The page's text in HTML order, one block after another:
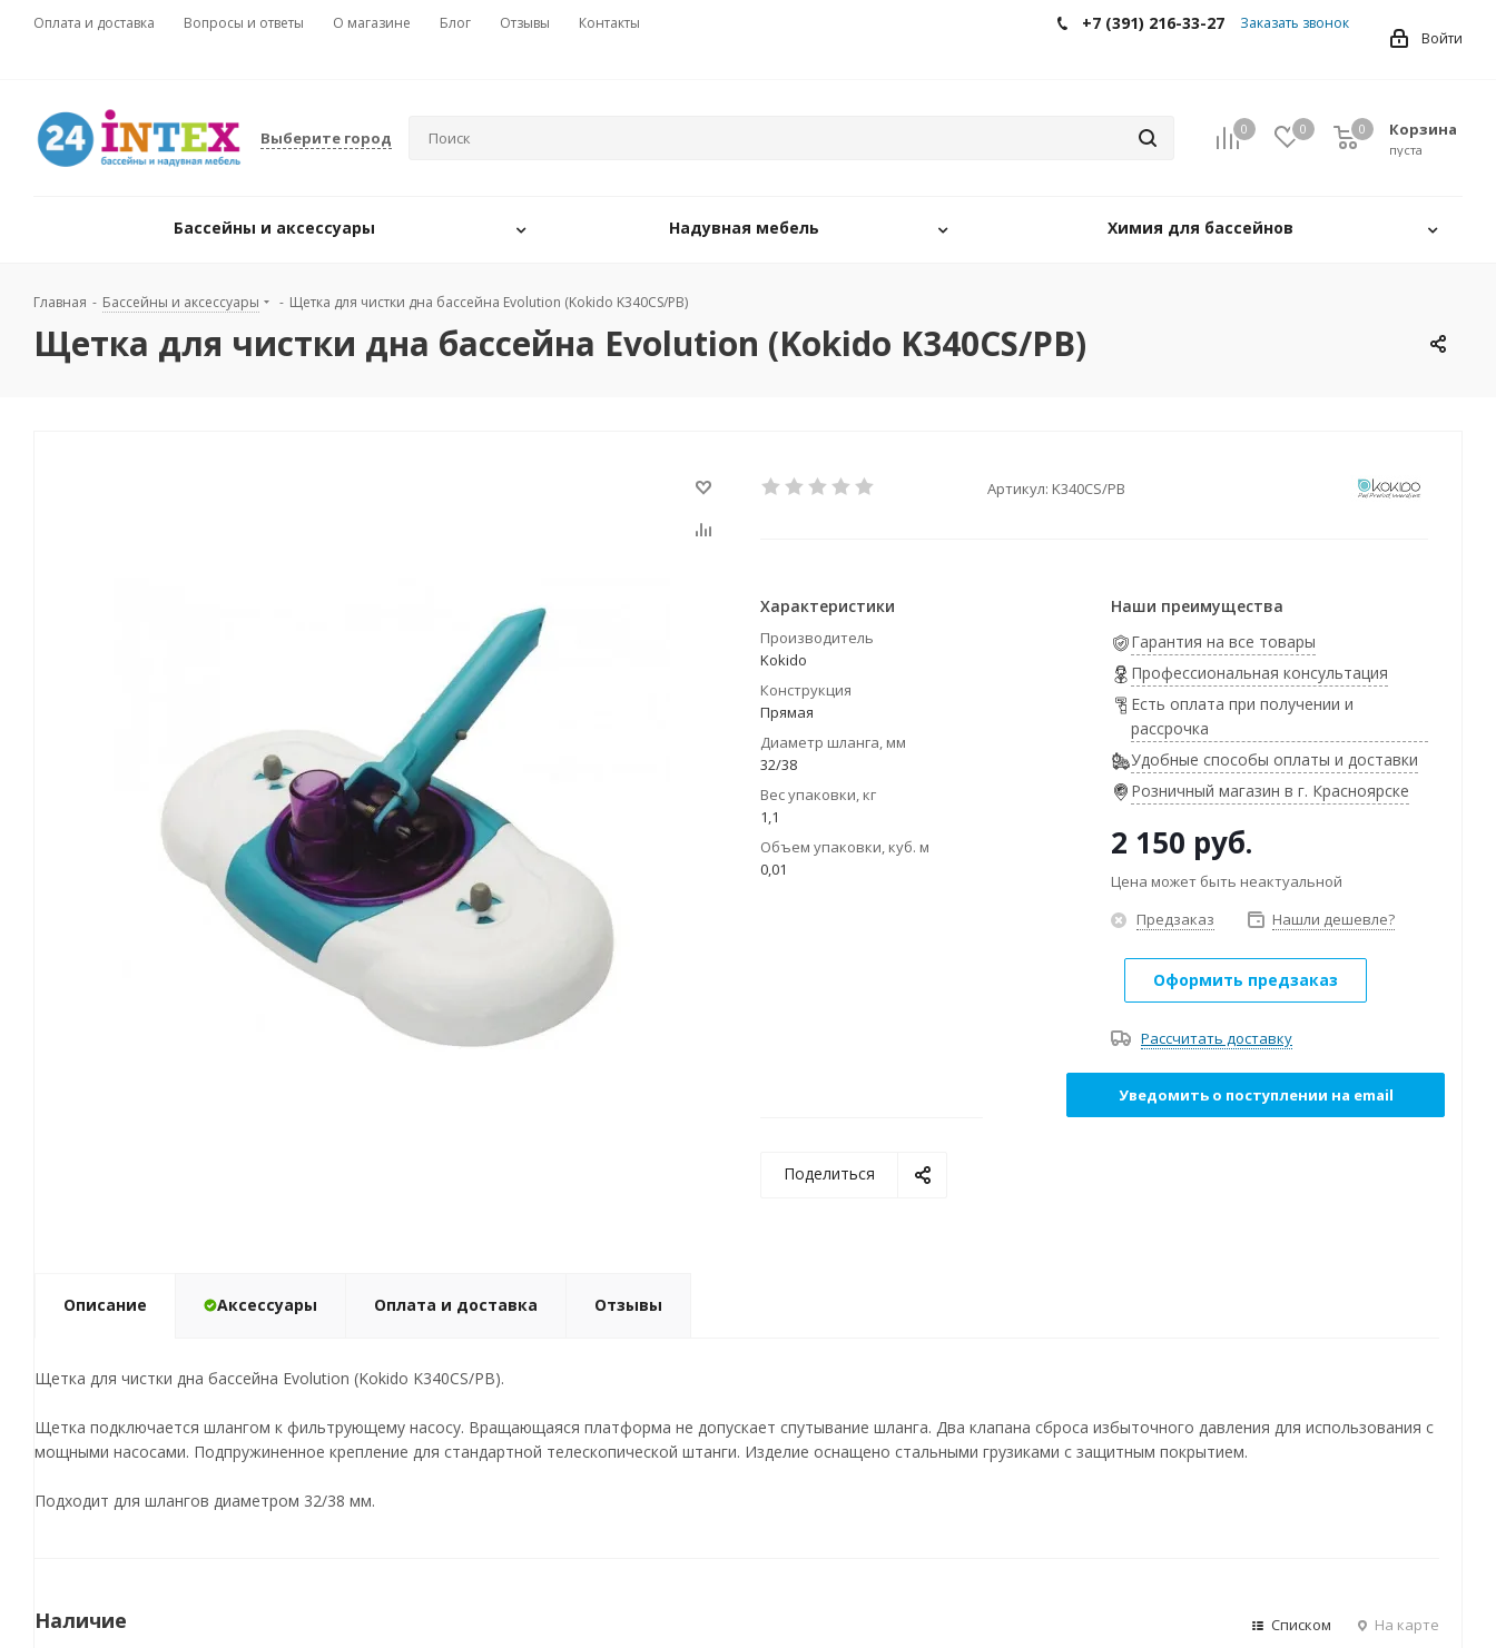
Оплата и доставка Вопросы и ответы О магазине Блог Отзывы
Контакты
Войти
+7 (391) 216-33-27 Заказать звонок
Выберите город 0 0 Корзина
0
пуста
0
Бассейны и аксессуары Надувная мебель Химия для бассейнов
Главная - Бассейны и аксессуары - Щетка для чистки дна бассейна Evolution (Kokido K340CS/PB)
Щетка для чистки дна бассейна Evolution (Kokido K340CS/PB)
Артикул: K340CS/PB
Характеристики
Производитель
Kokido
Конструкция
Прямая
Диаметр шланга, мм
32/38
Вес упаковки, кг
1,1
Объем упаковки, куб. м
0,01
Наши преимущества
Гарантия на все товары
Профессиональная консультация
Есть оплата при получении и
рассрочка
Удобные способы оплаты и доставки
Розничный магазин в г. Красноярске
2 150 руб.
Цена может быть неактуальной
Предзаказ
Нашли дешевле?
Оформить предзаказ
Рассчитать доставку
Уведомить о поступлении на email
Поделиться
Описание Аксессуары Оплата и доставка Отзывы
Щетка для чистки дна бассейна Evolution (Kokido K340CS/PB).
Щетка подключается шлангом к фильтрующему насосу. Вращающаяся платформа не допускает спутывание шланга. Два клапана сброса избыточного давления для использования с
мощными насосами. Подпружиненное крепление для стандартной телескопической штанги. Изделие оснащено стальными грузиками с защитным покрытием.
Подходит для шлангов диаметром 32/38 мм.
Наличие Списком На карте